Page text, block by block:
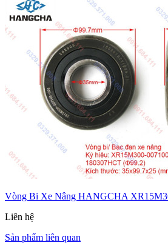
Vòng Bi Xe Nâng HANGCHA
Liên hệ
Sản phẩm liên quan